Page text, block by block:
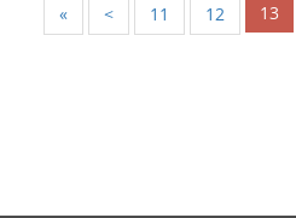
« < 11 12 13